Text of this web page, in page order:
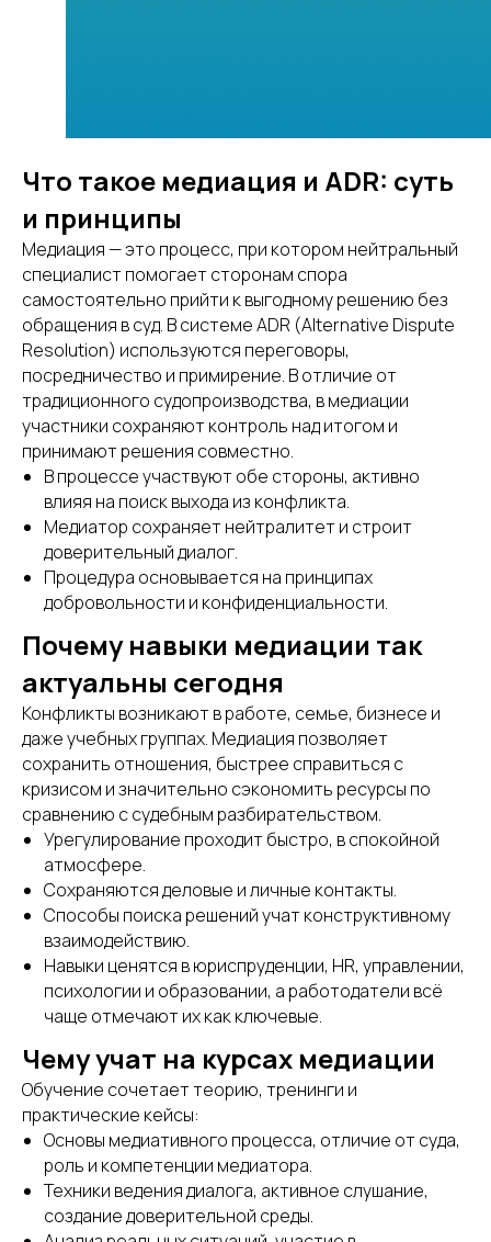
Что такое медиация и ADR: суть
и принципы
Медиация — это процесс, при котором нейтральный
специалист помогает сторонам спора
самостоятельно прийти к выгодному решению без
обращения в суд. В системе ADR (Alternative Dispute
Resolution) используются переговоры,
посредничество и примирение. В отличие от
традиционного судопроизводства, в медиации
участники сохраняют контроль над итогом и
принимают решения совместно.
В процессе участвуют обе стороны, активно
влияя на поиск выхода из конфликта.
Медиатор сохраняет нейтралитет и строит
доверительный диалог.
Процедура основывается на принципах
добровольности и конфиденциальности.
Почему навыки медиации так
актуальны сегодня
Конфликты возникают в работе, семье, бизнесе и
даже учебных группах. Медиация позволяет
сохранить отношения, быстрее справиться с
кризисом и значительно сэкономить ресурсы по
сравнению с судебным разбирательством.
Урегулирование проходит быстро, в спокойной
атмосфере.
Сохраняются деловые и личные контакты.
Способы поиска решений учат конструктивному
взаимодействию.
Навыки ценятся в юриспруденции, HR, управлении,
психологии и образовании, а работодатели всё
чаще отмечают их как ключевые.
Чему учат на курсах медиации
Обучение сочетает теорию, тренинги и
практические кейсы:
Основы медиативного процесса, отличие от суда,
роль и компетенции медиатора.
Техники ведения диалога, активное слушание,
создание доверительной среды.